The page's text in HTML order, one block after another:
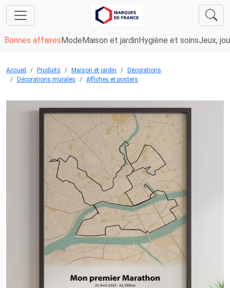
Bonnes affaires Mode Maison et jardin Hygiène et soinsJeux,
Accueil Produits Maison et jardin
Décorations
Décorations murales
Affiches et posters